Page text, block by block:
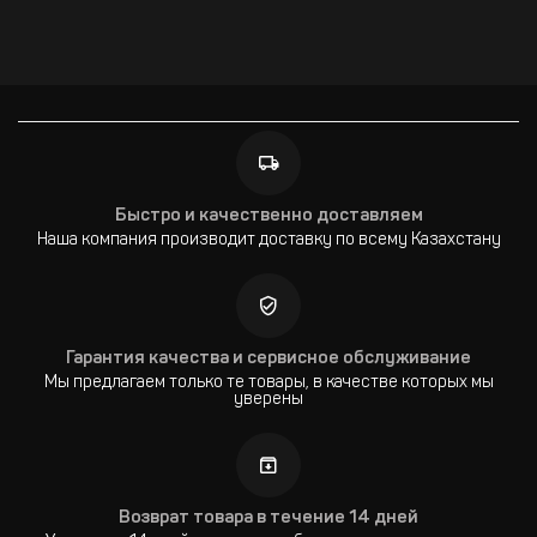
Быстро и качественно доставляем
Наша компания производит доставку по всему Казахстану
Гарантия качества и сервисное обслуживание
Мы предлагаем только те товары, в качестве которых мы
уверены
Возврат товара в течение 14 дней